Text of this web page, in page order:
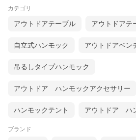
カテゴリ
アウトドアテーブル アウトドアテ
自立式ハンモック アウトドアベン
吊るしタイプハンモック
アウトドア ハンモックアクセサリー
ハンモックテント アウトドア ハ
ブランド